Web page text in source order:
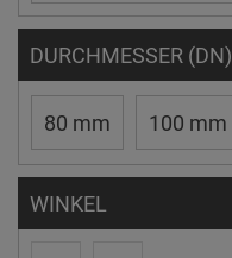
DURCHMESSER (DN)
80 mm 100 mm
WINKEL